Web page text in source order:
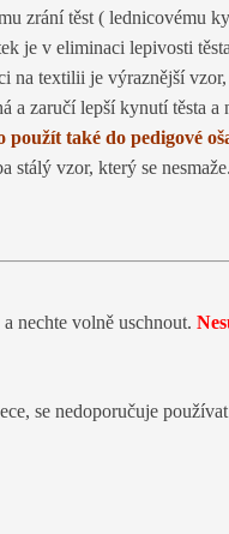
zrání těst ( lednicovému
je v eliminaci lepivosti
na textilii je výraznější vzor,
a zaručí lepší kynutí těsta a
použít také do pedigové
stálý vzor, který se nesmaže.
nechte volně uschnout.
se nedoporučuje